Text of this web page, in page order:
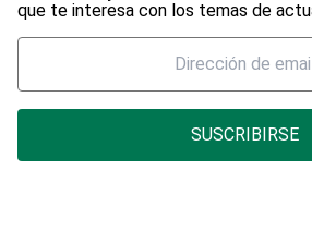
que te interesa con los temas de
SUSCRIBIRSE